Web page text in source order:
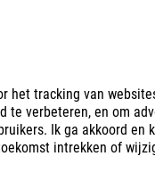
EINLEGESOHLE MAZE,